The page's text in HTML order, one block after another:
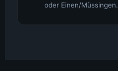
oder Einen/Müssingen.